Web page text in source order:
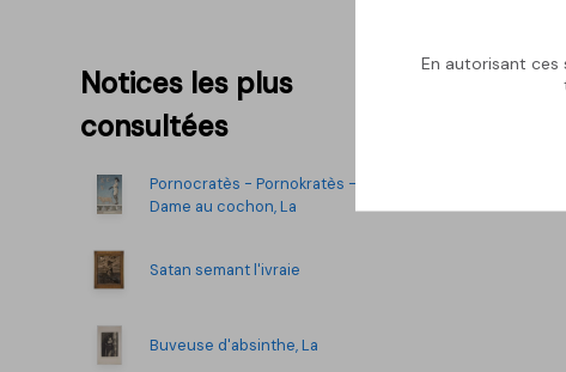
Notices les plus
consultées
Pornocratès - Pornokratès -
Dame au cochon, La
Satan semant l'ivraie
Buveuse d'absinthe, La
En autorisant